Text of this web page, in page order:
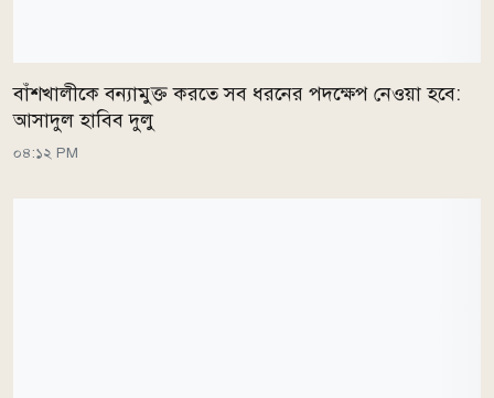
বাঁশখালীকে বন্যামুক্ত করতে সব ধরনের পদক্ষেপ নেওয়া হবে:
আসাদুল হাবিব দুলু
০৪:১২ PM